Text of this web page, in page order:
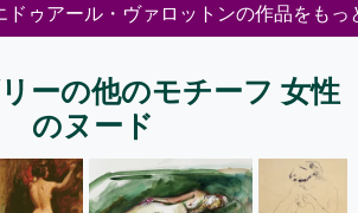
ドゥアール・ヴァロットンの作品をもっ
ーの他のモチーフ 女性
のヌード